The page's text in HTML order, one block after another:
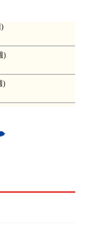
氏日文」，成效
薪假等，準學友的
委婉、知足與感
文學的我來說真